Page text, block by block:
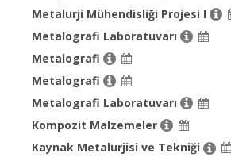
Metalurji Mühendisliği Projesi I
Metalografi Laboratuvarı
Metalografi
Metalografi
Metalografi Laboratuvarı
Kompozit Malzemeler
Kaynak Metalurjisi ve Tekniği